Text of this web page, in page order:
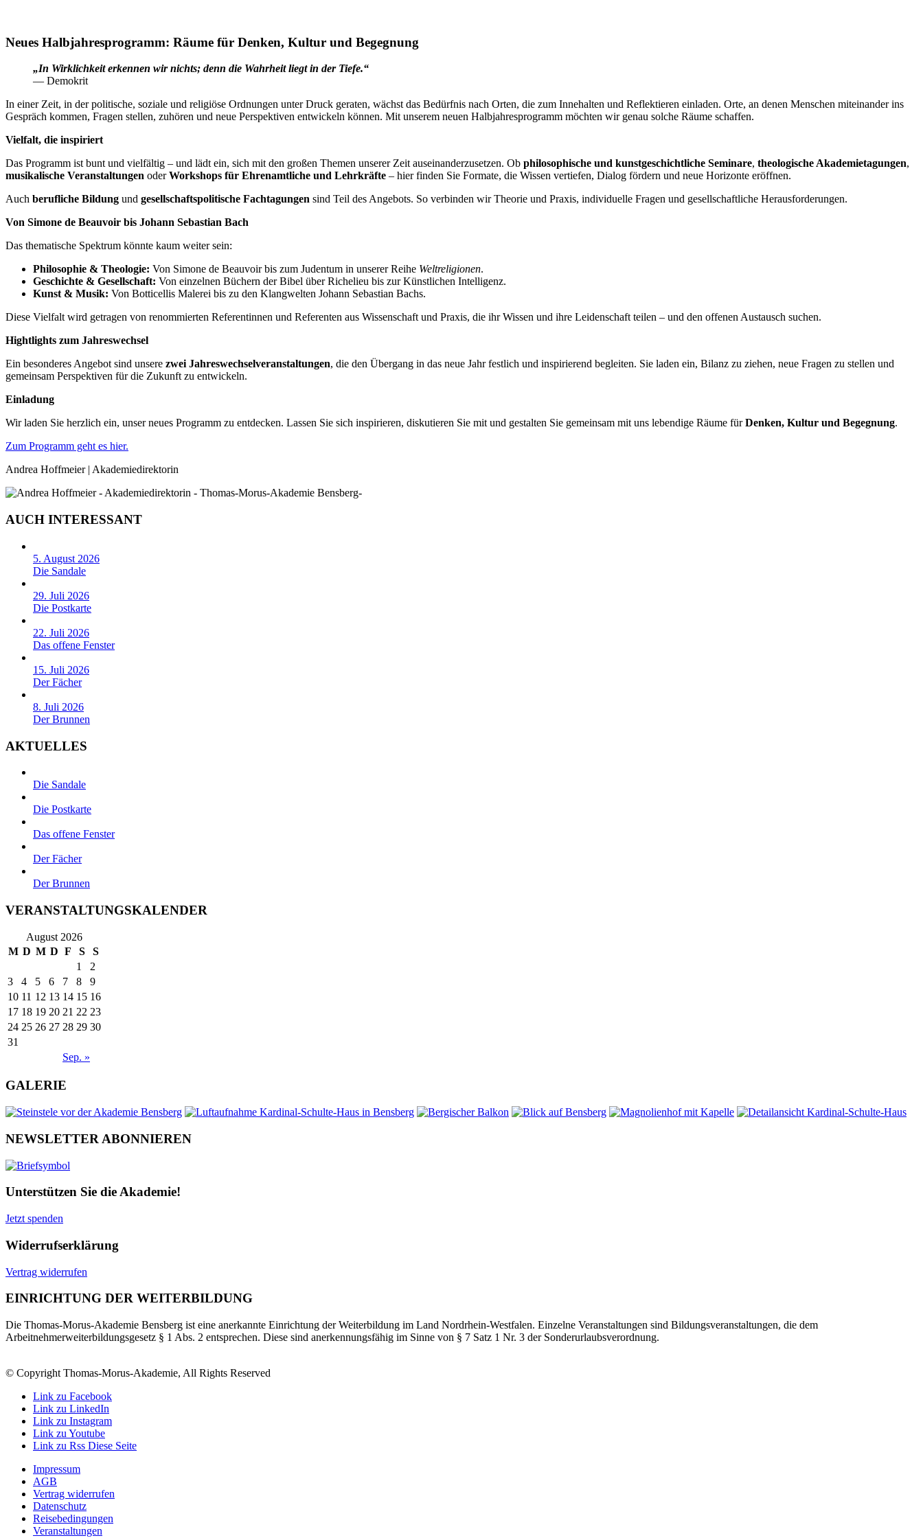
Neues Halbjahresprogramm: Räume für Denken, Kultur und Begegnung
„In Wirklichkeit erkennen wir nichts; denn die Wahrheit liegt in der Tiefe.“
— Demokrit
In einer Zeit, in der politische, soziale und religiöse Ordnungen unter Druck geraten, wächst das Bedürfnis nach Orten, die zum Innehalten und Reflektieren einladen. Orte, an denen Menschen miteinander ins
Gespräch kommen, Fragen stellen, zuhören und neue Perspektiven entwickeln können. Mit unserem neuen Halbjahresprogramm möchten wir genau solche Räume schaffen.
Vielfalt, die inspiriert
Das Programm ist bunt und vielfältig – und lädt ein, sich mit den großen Themen unserer Zeit auseinanderzusetzen. Ob philosophische und kunstgeschichtliche Seminare, theologische Akademietagungen,
musikalische Veranstaltungen oderWorkshops für Ehrenamtliche und Lehrkräfte – hier finden Sie Formate, die Wissen vertiefen, Dialog fördern und neue Horizonte eröffnen.
Auch berufliche Bildung und gesellschaftspolitische Fachtagungen sind Teil des Angebots. So verbinden wir Theorie und Praxis, individuelle Fragen und gesellschaftliche Herausforderungen.
Von Simone de Beauvoir bis Johann Sebastian Bach
Das thematische Spektrum könnte kaum weiter sein:
Philosophie & Theologie: Von Simone de Beauvoir bis zum Judentum in unserer Reihe Weltreligionen.
Geschichte & Gesellschaft: Von einzelnen Büchern der Bibel über Richelieu bis zur Künstlichen Intelligenz.
Kunst & Musik: Von Botticellis Malerei bis zu den Klangwelten Johann Sebastian Bachs.
Diese Vielfalt wird getragen von renommierten Referentinnen und Referenten aus Wissenschaft und Praxis, die ihr Wissen und ihre Leidenschaft teilen – und den offenen Austausch suchen.
Hightlights zum Jahreswechsel
Ein besonderes Angebot sind unsere zwei Jahreswechselveranstaltungen, die den Übergang in das neue Jahr festlich und inspirierend begleiten. Sie laden ein, Bilanz zu ziehen, neue Fragen zu stellen und
gemeinsam Perspektiven für die Zukunft zu entwickeln.
Einladung
Wir laden Sie herzlich ein, unser neues Programm zu entdecken. Lassen Sie sich inspirieren, diskutieren Sie mit und gestalten Sie gemeinsam mit uns lebendige Räume fürDenken, Kultur und Begegnung.
Zum Programm geht es hier.
Andrea Hoffmeier | Akademiedirektorin
AUCH INTERESSANT
5. August 2026
Die Sandale
29. Juli 2026
Die Postkarte
22. Juli 2026
Das offene Fenster
15. Juli 2026
Der Fächer
8. Juli 2026
Der Brunnen
AKTUELLES
Die Sandale
Die Postkarte
Das offene Fenster
Der Fächer
Der Brunnen
VERANSTALTUNGSKALENDER
August 2026
M D M D F S S
Sep. »
1
2
3
4 5 6 7 8
9
10 11 12 13 14 15 16
17 18 19 20 21 22 23
24 25 26 27 28 29 30
31
GALERIE
NEWSLETTER ABONNIEREN
Unterstützen Sie die Akademie!
Jetzt spenden
Widerrufserklärung
Vertrag widerrufen
EINRICHTUNG DER WEITERBILDUNG
Die Thomas-Morus-Akademie Bensberg ist eine anerkannte Einrichtung der Weiterbildung im Land Nordrhein-Westfalen. Einzelne Veranstaltungen sind Bildungsveranstaltungen, die dem
Arbeitnehmerweiterbildungsgesetz § 1 Abs. 2 entsprechen. Diese sind anerkennungsfähig im Sinne von § 7 Satz 1 Nr. 3 der Sonderurlaubsverordnung.
© Copyright Thomas-Morus-Akademie, All Rights Reserved
Link zu Facebook
Link zu LinkedIn
Link zu Instagram
Link zu Youtube
Link zu Rss Diese Seite
Impressum
AGB
Vertrag widerrufen
Datenschutz
Reisebedingungen
Veranstaltungen